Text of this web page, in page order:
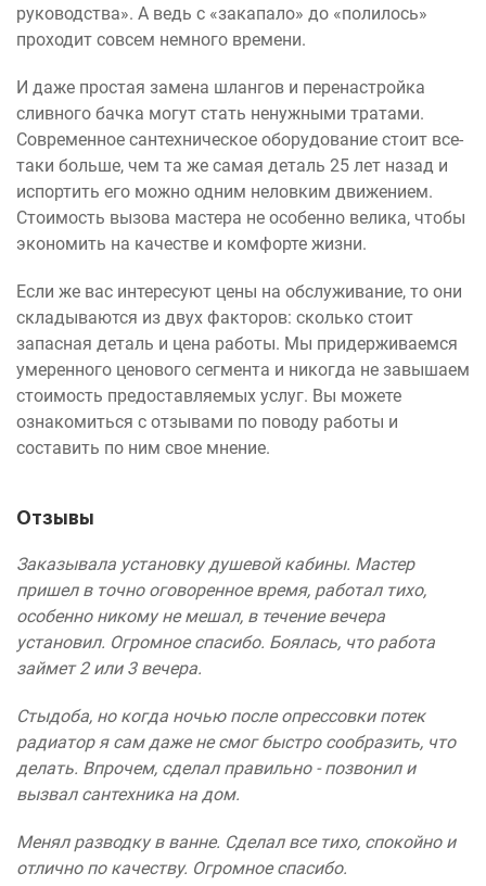
руководства». А ведь с «закапало» до «полилось»
проходит совсем немного времени.
И даже простая замена шлангов и перенастройка
сливного бачка могут стать ненужными тратами.
Современное сантехническое оборудование стоит все-
таки больше, чем та же самая деталь 25 лет назад и
испортить его можно одним неловким движением.
Стоимость вызова мастера не особенно велика, чтобы
экономить на качестве и комфорте жизни.
Если же вас интересуют цены на обслуживание, то они
складываются из двух факторов: сколько стоит
запасная деталь и цена работы. Мы придерживаемся
умеренного ценового сегмента и никогда не завышаем
стоимость предоставляемых услуг. Вы можете
ознакомиться с отзывами по поводу работы и
составить по ним свое мнение.
Отзывы
Заказывала установку душевой кабины. Мастер
пришел в точно оговоренное время, работал тихо,
особенно никому не мешал, в течение вечера
установил. Огромное спасибо. Боялась, что работа
займет 2 или 3 вечера.
Стыдоба, но когда ночью после опрессовки потек
радиатор я сам даже не смог быстро сообразить, что
делать. Впрочем, сделал правильно - позвонил и
вызвал сантехника на дом.
Менял разводку в ванне. Сделал все тихо, спокойно и
отлично по качеству. Огромное спасибо.